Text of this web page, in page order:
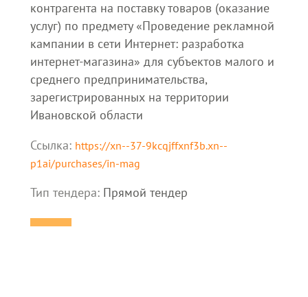
контрагента на поставку товаров (оказание
услуг) по предмету «Проведение рекламной
кампании в сети Интернет: разработка
интернет-магазина» для субъектов малого и
среднего предпринимательства,
зарегистрированных на территории
Ивановской области
Ссылка: https://xn--37-9kcqjffxnf3b.xn--
p1ai/purchases/in-mag
Тип тендера: Прямой тендер